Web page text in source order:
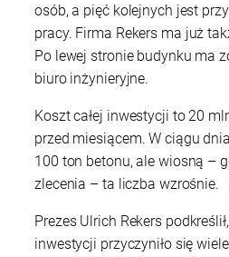
osób, a pięć kolejnych jest
pracy. Firma Rekers ma już
Po lewej stronie budynku ma
biuro inżynieryjne.
Koszt całej inwestycji to 20
przed miesiącem. W ciągu
100 ton betonu, ale wiosną –
zlecenia – ta liczba wzrośnie.
Prezes Ulrich Rekers
inwestycji przyczyniło się